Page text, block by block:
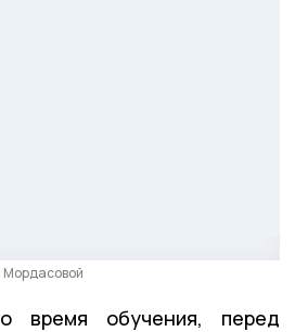
Мордасовой
время обучения, перед